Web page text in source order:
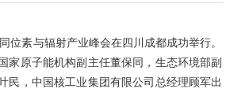
素与辐射产业峰会在四川成都成功举行。
家原子能机构副主任董保同，生态环境部副
民，中国核工业集团有限公司总经理顾军出